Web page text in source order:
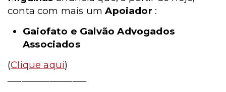
conta com mais um Apoiador :
Gaiofato e Galvão Advogados
Associados
(Clique aqui)